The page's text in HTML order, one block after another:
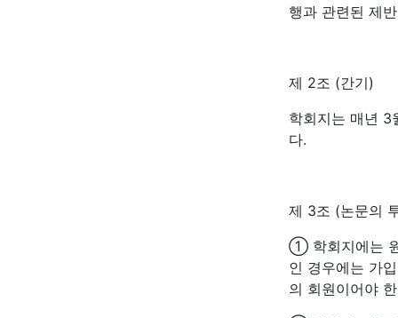
행과 관련된 제
제 2조 (간기)
학회지는 매년
다.
제 3조 (논문의
① 학회지에는
인 경우에는 가
의 회원이어야